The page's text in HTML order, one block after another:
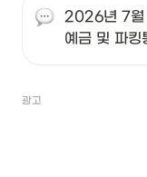
2026년 7월
예금 및 파킹
광고